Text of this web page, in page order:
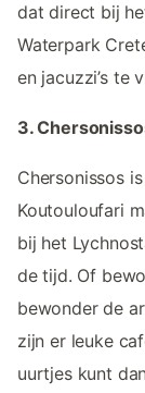
dat direct bij
Waterpark
en jacuzzi’s te
3.
Chersonissos
Koutouloufari
bij het
de tijd. Of
bewonder de
zijn er leuke
uurtjes kunt